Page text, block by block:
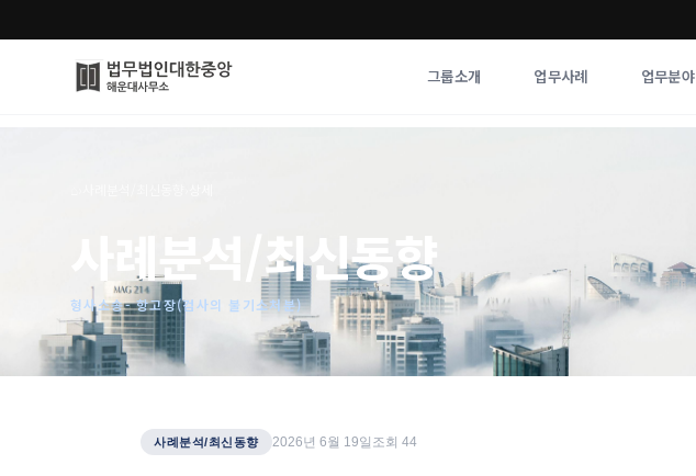
그룹소개 업무사례 업무분야
사례분석/최신동향
법률정보
법률지식인
고객후기
사례분석/최신동향
형사소송- 항고장(검사의 불기소처분)
사례분석/최신동향 2026년 6월 19일 조회 44